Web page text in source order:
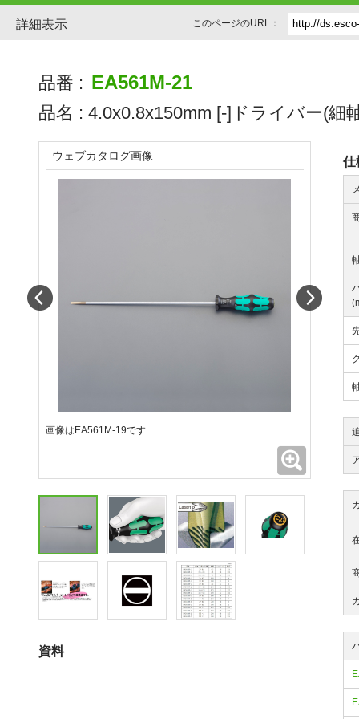
詳細表示 このページのURL：
品番 : EA561M-21
品名 : 4.0x0.8x150mm [-]ドライバー(細
仕
ウェブカタログ画像
画像はEA561M-19です
資料